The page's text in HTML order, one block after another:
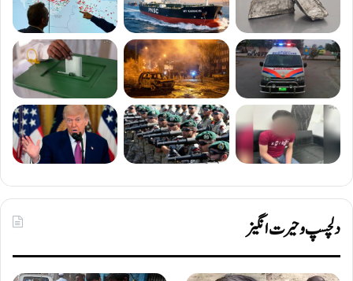
دلچسپ و حیرت انگیز